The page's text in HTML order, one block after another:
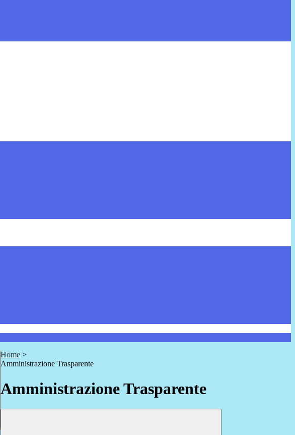
Home >
Amministrazione Trasparente
Amministrazione Trasparente